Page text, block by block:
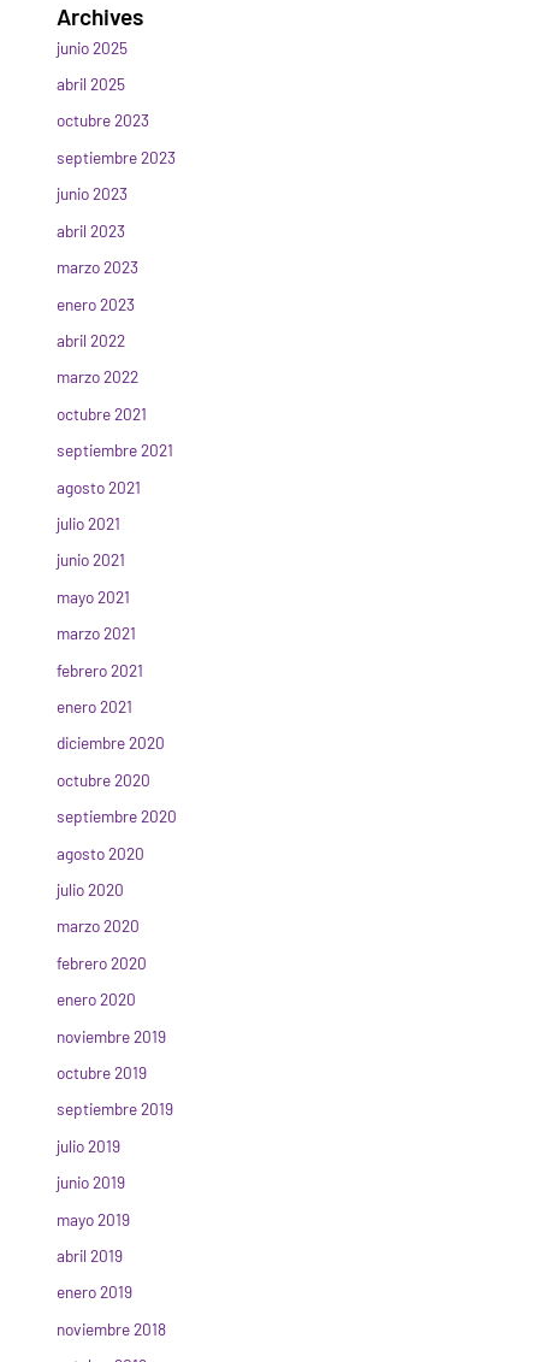
Archives
junio 2025
abril 2025
octubre 2023
septiembre 2023
junio 2023
abril 2023
marzo 2023
enero 2023
abril 2022
marzo 2022
octubre 2021
septiembre 2021
agosto 2021
julio 2021
junio 2021
mayo 2021
marzo 2021
febrero 2021
enero 2021
diciembre 2020
octubre 2020
septiembre 2020
agosto 2020
julio 2020
marzo 2020
febrero 2020
enero 2020
noviembre 2019
octubre 2019
septiembre 2019
julio 2019
junio 2019
mayo 2019
abril 2019
enero 2019
noviembre 2018